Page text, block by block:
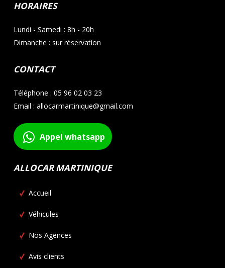
HORAIRES
Lundi - Samedi : 8h - 20h
Dimanche : sur réservation
CONTACT
Téléphone : 05 96 02 03 23
Email : allocarmartinique@gmail.com
Appel whatsapp
ALLOCAR MARTINIQUE
Accueil
Véhicules
Nos Agences
Avis clients